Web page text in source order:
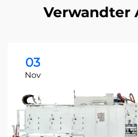
Verwandter
03
Nov